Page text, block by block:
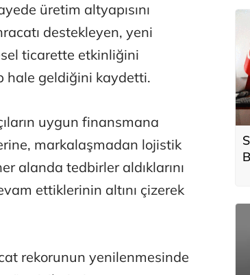
üretim altyapısını
destekleyen, yeni
ticarette etkinliğini
hale geldiğini kaydetti.
uygun finansmana
markalaşmadan lojistik
alanda tedbirler aldıklarını
ettiklerinin altını çizerek
rekorunun yenilenmesinde